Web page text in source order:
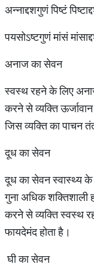
अन्नाद्दशगुणं पिष्टं
पयसोऽष्टगुणं मांसं
अनाज का सेवन
स्वस्थ रहने के लिए
करने से व्यक्ति
जिस व्यक्ति का पाचन
दूध का सेवन
दूध का सेवन स्वास्थ्य
गुना अधिक शक्तिशाली
करने से व्यक्ति स्वस्थ
फायदेमंद होता है।
घी का सेवन